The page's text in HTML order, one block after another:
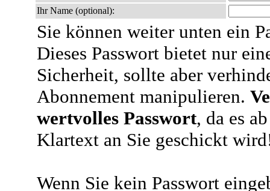
Ihr Name (optional):
Sie können weiter unten ein
Dieses Passwort bietet nur
Sicherheit, sollte aber
Abonnement manipulieren.
wertvolles Passwort, da es
Klartext an Sie geschickt
Wenn Sie kein Passwort